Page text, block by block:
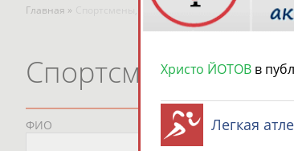
Главная » Спортсмены, тренеры и специалисты
Спортсмены,
ФИО
Христо ЙОТОВ в
Легкая